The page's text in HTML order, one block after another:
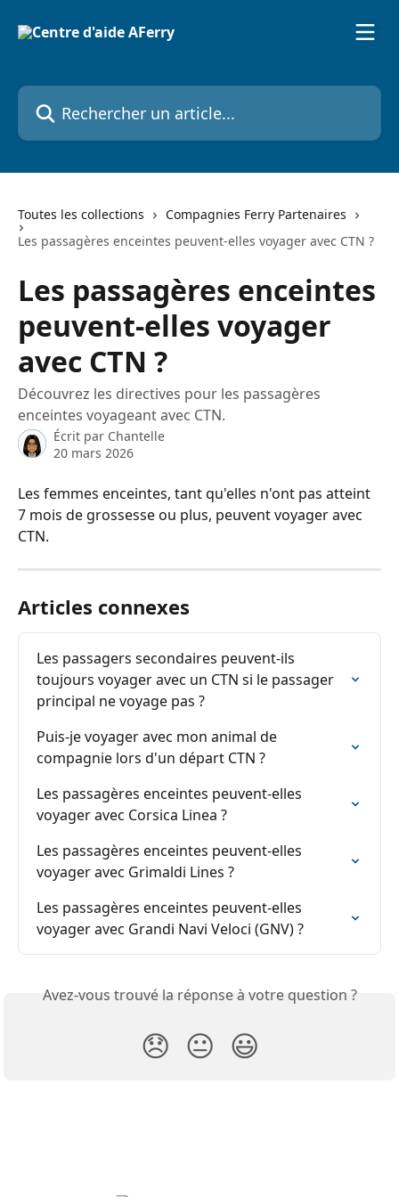
Rechercher un article...
Toutes les collections
Compagnies Ferry Partenaires
Les passagères enceintes peuvent-elles voyager avec CTN ?
Les passagères enceintes
peuvent-elles voyager
avec CTN ?
Découvrez les directives pour les passagères
enceintes voyageant avec CTN.
Écrit par Chantelle
20 mars 2026
Les femmes enceintes, tant qu'elles n'ont pas atteint
7 mois de grossesse ou plus, peuvent voyager avec
CTN.
Articles connexes
Les passagers secondaires peuvent-ils
toujours voyager avec un CTN si le passager
principal ne voyage pas ?
Puis-je voyager avec mon animal de
compagnie lors d'un départ CTN ?
Les passagères enceintes peuvent-elles
voyager avec Corsica Linea ?
Les passagères enceintes peuvent-elles
voyager avec Grimaldi Lines ?
Les passagères enceintes peuvent-elles
voyager avec Grandi Navi Veloci (GNV) ?
Avez-vous trouvé la réponse à votre question ?
😞 😐 😃